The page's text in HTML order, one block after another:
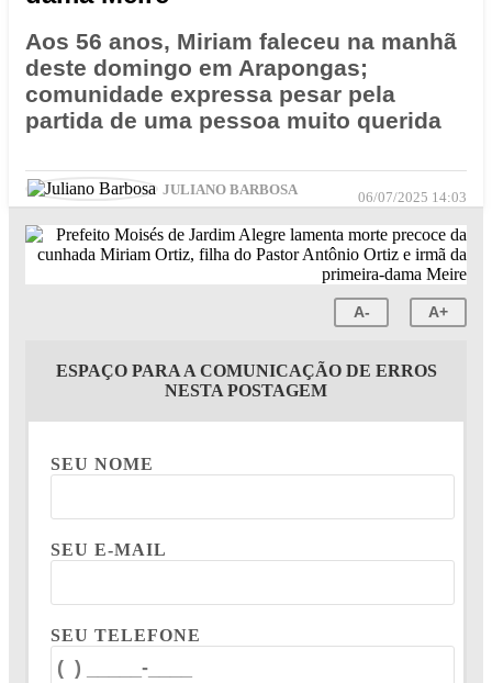
Aos 56 anos, Miriam faleceu na manhã
deste domingo em Arapongas;
comunidade expressa pesar pela
partida de uma pessoa muito querida
JULIANO BARBOSA 06/07/2025 14:03
A- A+
ESPAÇO PARA A COMUNICAÇÃO DE ERROS
NESTA POSTAGEM
SEU NOME
SEU E-MAIL
SEU TELEFONE